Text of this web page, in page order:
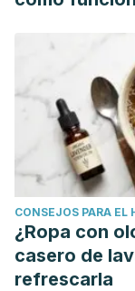
Mackie, A.,
Increasing
intestinal mucus.
Available at:
Accessed 06/
MedlinePlus
https://
Accessed 06/
Othman, R. A.,
Cholesterol-
CONSEJOS PARA EL
¿Ropa con
casero de
refrescarla